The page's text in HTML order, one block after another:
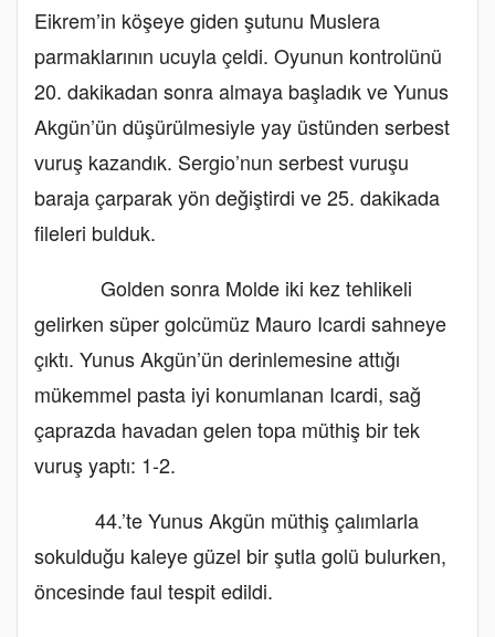
Eikrem’in köşeye giden şutunu Muslera
parmaklarının ucuyla çeldi. Oyunun kontrolünü
20. dakikadan sonra almaya başladık ve Yunus
Akgün’ün düşürülmesiyle yay üstünden serbest
vuruş kazandık. Sergio’nun serbest vuruşu
baraja çarparak yön değiştirdi ve 25. dakikada
fileleri bulduk.
Golden sonra Molde iki kez tehlikeli
gelirken süper golcümüz Mauro Icardi sahneye
çıktı. Yunus Akgün’ün derinlemesine attığı
mükemmel pasta iyi konumlanan Icardi, sağ
çaprazda havadan gelen topa müthiş bir tek
vuruş yaptı: 1-2.
44.’te Yunus Akgün müthiş çalımlarla
sokulduğu kaleye güzel bir şutla golü bulurken,
öncesinde faul tespit edildi.